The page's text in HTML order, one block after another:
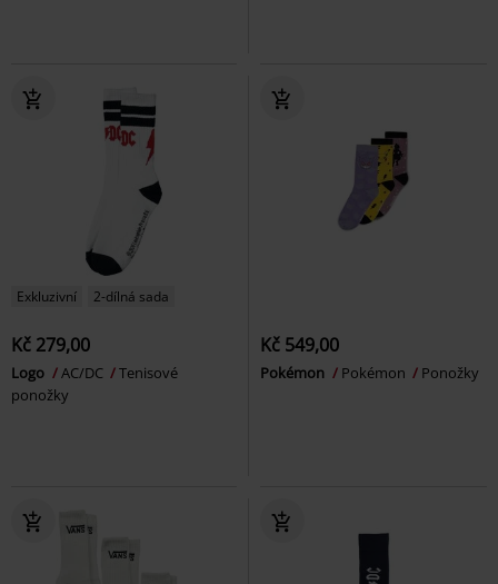
Exkluzivní 2-dílná sada
Kč 279,00
Logo AC/DC
Tenisové
ponožky
Kč 549,00
Pokémon Pokémon Ponožky